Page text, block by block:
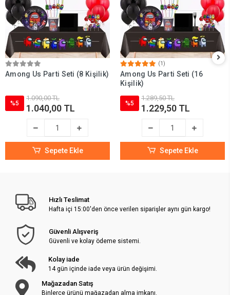
Among Us Parti Seti (8 Kişilik)
%5
1.090,00 TL
1.040,00 TL
Sepete Ekle
(1)
Among Us Parti Seti (16
Kişilik)
%5
1.289,50 TL
1.229,50 TL
Sepete Ekle
Hızlı Teslimat
Hafta içi 15:00'den önce verilen siparişler aynı gün kargo!
Güvenli Alışveriş
Güvenli ve kolay ödeme sistemi.
Kolay iade
14 gün içinde iade veya ürün değişimi.
Mağazadan Satış
Binlerce ürünü mağazadan alma imkanı.